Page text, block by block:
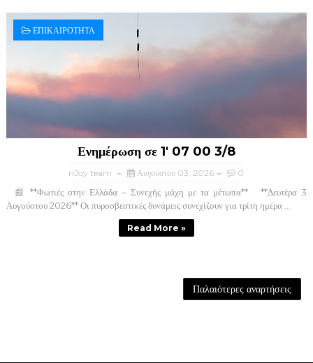
ΕΠΙΚΑΙΡΟΤΗΤΑ
Ενημέρωση σε 1' 07 00 3/8
nJoy team Αυγούστου 03, 2026 0
📰 **Φωτιές στην Ελλάδα – Συνεχής μάχη με τα μέτωπα** **Δευτέρα 3
Αυγούστου 2026** Οι πυροσβεστικές δυνάμεις συνεχίζουν για τρίτη ημέρα ...
Read More »
Παλαιότερες αναρτήσεις